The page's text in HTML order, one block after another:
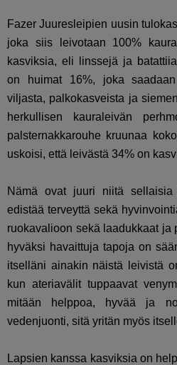
Fazer Juuresleipien uusin
joka siis leivotaan 100%
kasviksia, eli linssejä ja
on huimat 16%, joka
viljasta, palkokasveista ja
herkullisen kauraleivän
palsternakkarouhe kruunaa
uskoisi, että leivästä 34% on
Nämä ovat juuri niitä
edistää terveyttä sekä
ruokavalioon sekä laadukkaat ja
hyväksi havaittuja tapoja on
itselläni ainakin näistä leivistä
kun ateriavälit tuppaavat
mitään helppoa, hyvää ja
vedenjuonti, sitä yritän myös
Lapsien kanssa kasviksia on